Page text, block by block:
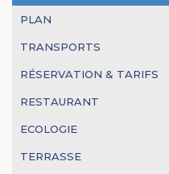
PLAN
TRANSPORTS
RÉSERVATION & TARIFS
RESTAURANT
ECOLOGIE
TERRASSE